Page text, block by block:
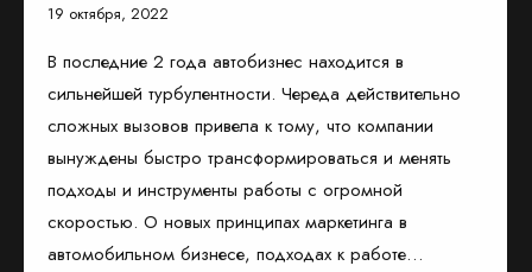
19 октября, 2022
В последние 2 года автобизнес находится в
сильнейшей турбулентности. Череда действительно
сложных вызовов привела к тому, что компании
вынуждены быстро трансформироваться и менять
подходы и инструменты работы с огромной
скоростью. О новых принципах маркетинга в
автомобильном бизнесе, подходах к работе…